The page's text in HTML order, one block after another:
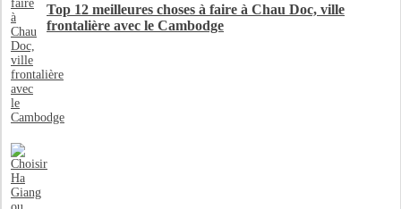
Top 12 meilleures choses à faire à Chau Doc, ville
frontalière avec le Cambodge